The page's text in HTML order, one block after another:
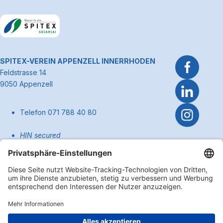
~Kontaktinformationen
SPITEX-VEREIN APPENZELL INNERRHODEN
Feldstrasse 14
9050 Appenzell
Telefon 071 788 40 80
HIN secured
info@spitexai.ch (allgemein)
Kontakt